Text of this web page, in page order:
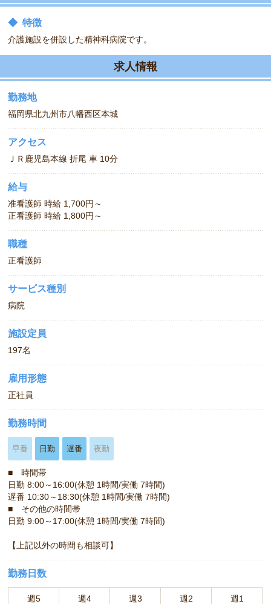
◆ 特徴
介護施設を併設した精神科病院です。
求人情報
勤務地
福岡県北九州市八幡西区本城
アクセス
ＪＲ鹿児島本線 折尾 車 10分
給与
准看護師 時給 1,700円～
正看護師 時給 1,800円～
職種
正看護師
サービス種別
病院
施設定員
197名
雇用形態
正社員
勤務時間
早番 日勤 遅番 夜勤
■ 時間帯
日勤 8:00～16:00(休憩 1時間/実働 7時間)
遅番 10:30～18:30(休憩 1時間/実働 7時間)
■ その他の時間帯
日勤 9:00～17:00(休憩 1時間/実働 7時間)
【上記以外の時間も相談可】
勤務日数
週5 週4 週3 週2 週1